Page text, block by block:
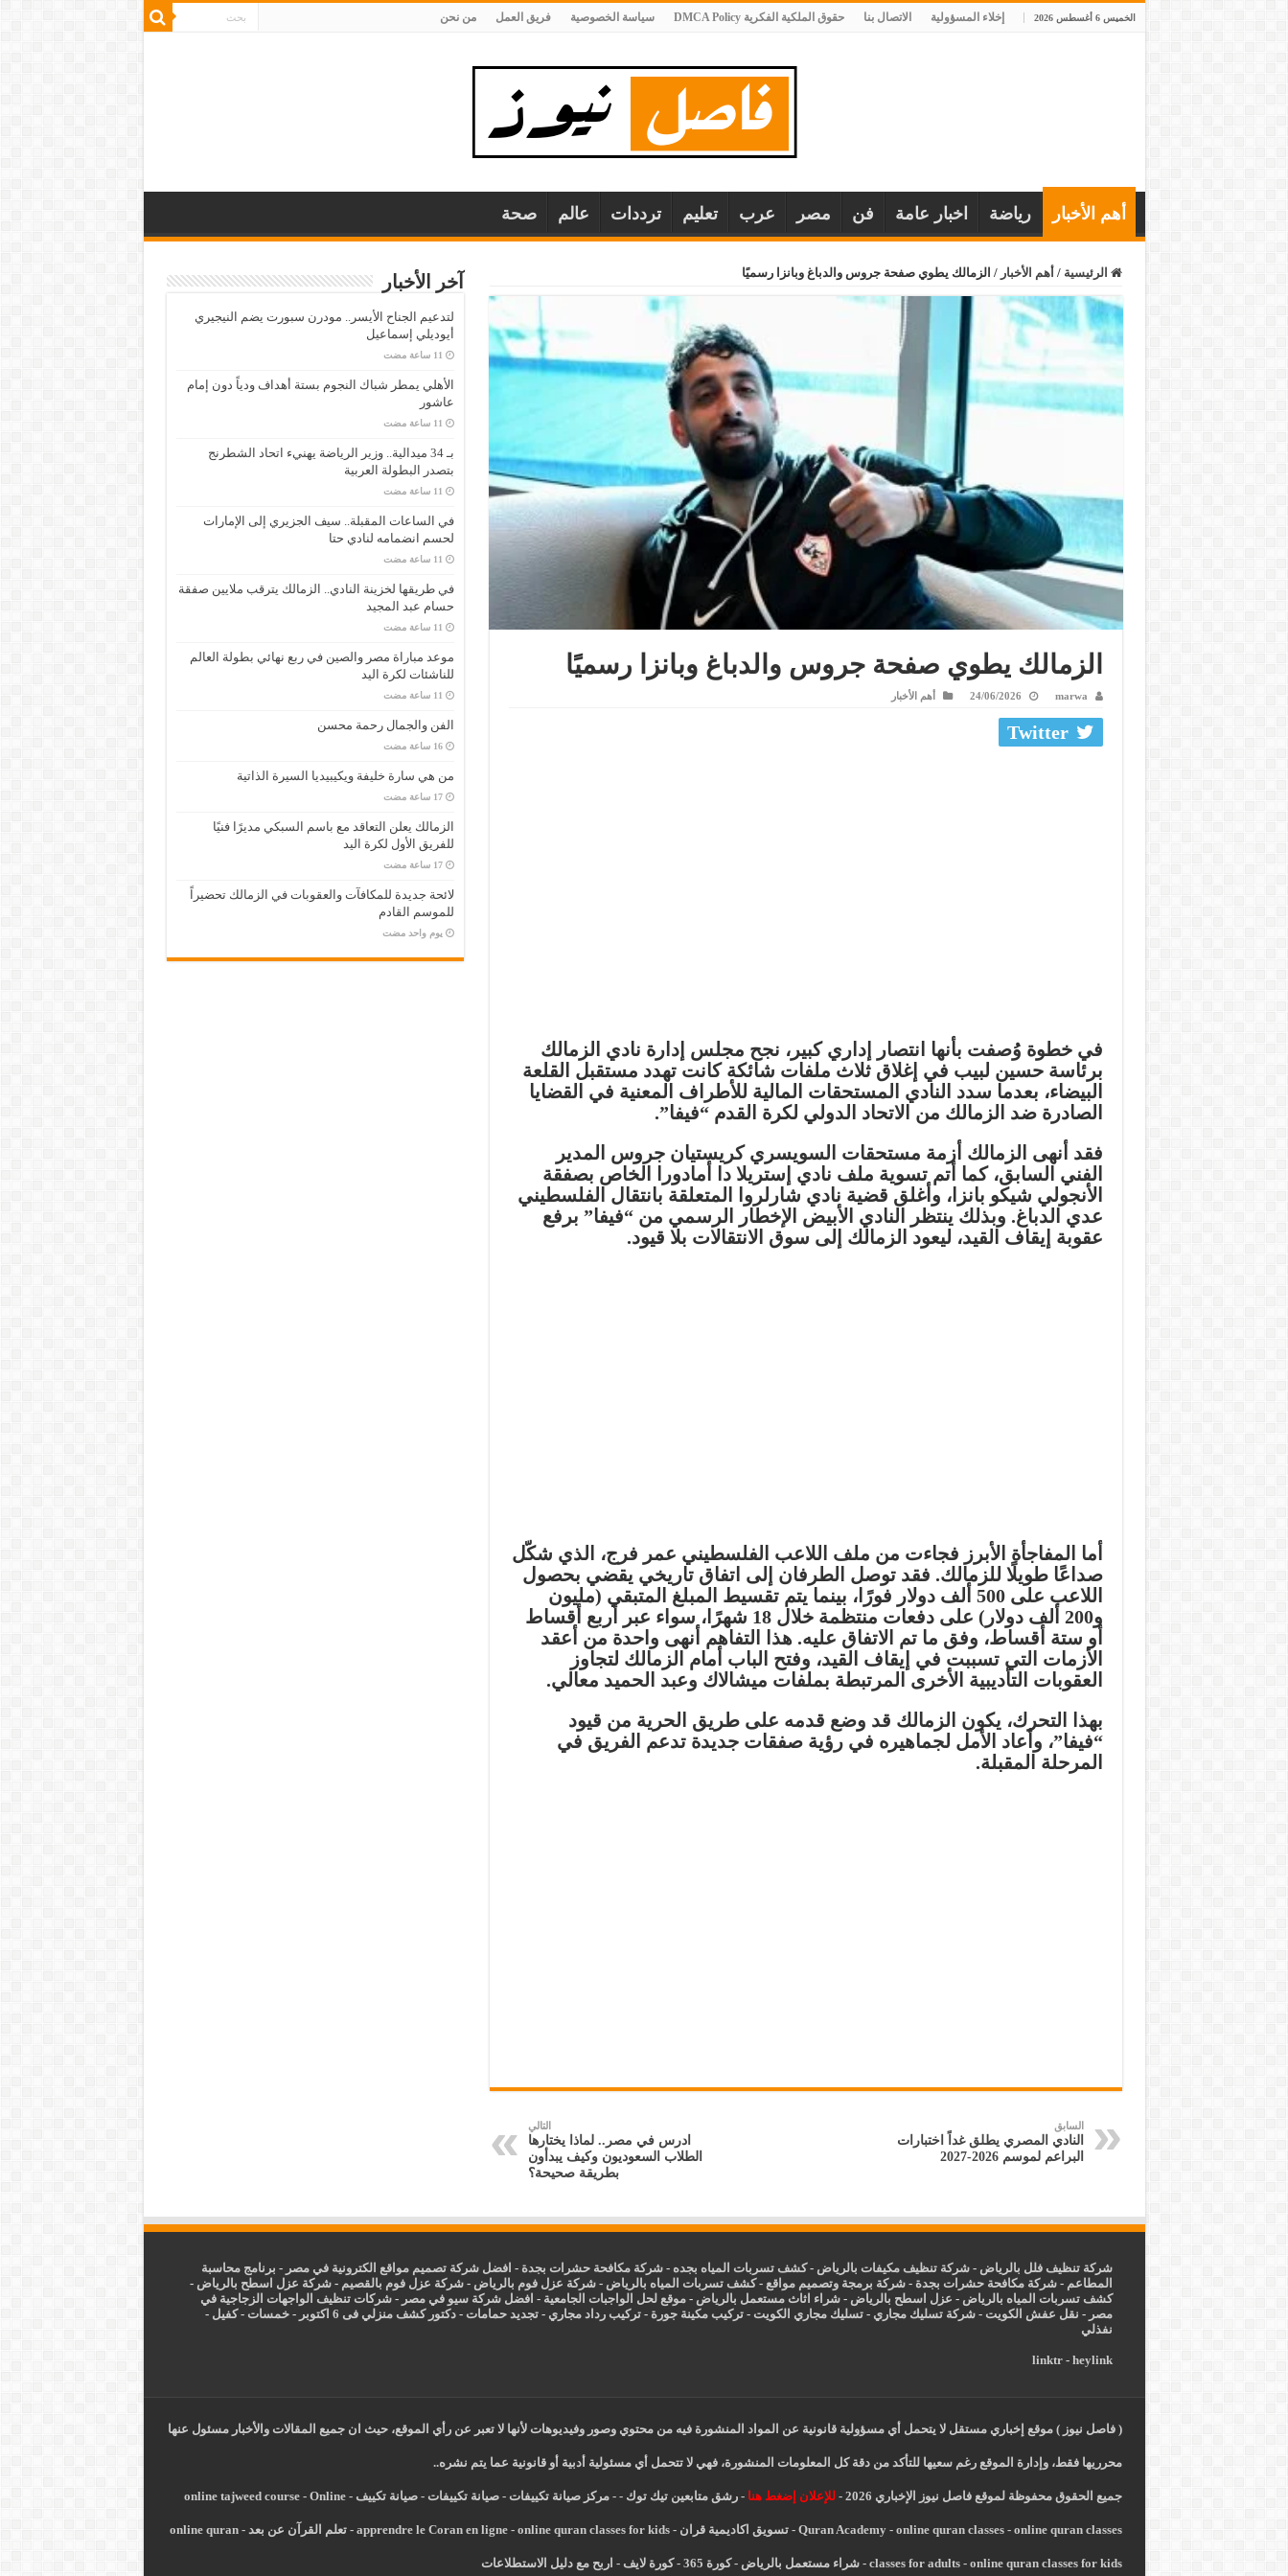
الخميس 6 أغسطس 2026 إخلاء المسؤولية الاتصال بنا حقوق الملكية الفكرية DMCA Policy سياسة الخصوصية فريق العمل من نحن
أهم الأخبار رياضة اخبار عامة فن مصر عرب تعليم ترددات عالم صحة
الرئيسية / أهم الأخبار / الزمالك يطوي صفحة جروس والدباغ وبانزا رسميًا
الزمالك يطوي صفحة جروس والدباغ وبانزا رسميًا
marwa
24/06/2026 أهم الأخبار
Twitter
في خطوة وُصفت بأنها انتصار إداري كبير، نجح مجلس إدارة نادي الزمالك
برئاسة حسين لبيب في إغلاق ثلاث ملفات شائكة كانت تهدد مستقبل القلعة
البيضاء، بعدما سدد النادي المستحقات المالية للأطراف المعنية في القضايا
الصادرة ضد الزمالك من الاتحاد الدولي لكرة القدم “فيفا”.
فقد أنهى الزمالك أزمة مستحقات السويسريكريستيان جروس المدير
الفني السابق، كما أتم تسوية ملف نادي إستريلا دا أمادورا
الخاص بصفقة
الأنجولي شيكو بانزا، وأغلق قضية نادي شارلروا
المتعلقة بانتقال الفلسطيني
عدي الدباغ. وبذلك ينتظر النادي الأبيض الإخطار الرسمي من “فيفا” برفع
عقوبة إيقاف القيد، ليعود الزمالك إلى سوق الانتقالات بلا قيود.
أما المفاجأة الأبرز فجاءت من ملف اللاعب الفلسطيني عمر فرج، الذي شكّل
صداعًا طويلًا للزمالك. فقد توصل الطرفان إلى اتفاق تاريخي يقضي بحصول
اللاعب على 500 ألف دولار فورًا، بينما يتم تقسيط المبلغ المتبقي (مليون
و200 ألف دولار) على دفعات منتظمة خلال 18 شهرًا، سواء عبر أربع أقساط
أو ستة أقساط، وفق ما تم الاتفاق عليه. هذا التفاهم أنهى واحدة من أعقد
الأزمات التي تسببت في إيقاف القيد، وفتح الباب أمام الزمالك لتجاوز
العقوبات التأديبية الأخرى المرتبطة بملفات ميشالاك وعبد الحميد معالي.
بهذا التحرك، يكون الزمالك قد وضع قدمه على طريق الحرية من قيود
“فيفا”، وأعاد الأمل لجماهيره في رؤية صفقات جديدة تدعم الفريق في
المرحلة المقبلة.
السابق
النادي المصري يطلق غداً اختبارات
البراعم لموسم 2026-2027
التالي
ادرس في مصر.. لماذا يختارها
الطلاب السعوديون وكيف يبدأون
بطريقة صحيحة؟
آخر الأخبار
لتدعيم الجناح الأيسر.. مودرن سبورت يضم النيجيري
أيوديلي إسماعيل
الأهلي يمطر شباك النجوم بستة أهداف ودياً دون إمام
عاشور
بـ 34 ميدالية.. وزير الرياضة يهنيء اتحاد الشطرنج
بتصدر البطولة العربية
في الساعات المقبلة.. سيف الجزيري إلى الإمارات
لحسم انضمامه لنادي حتا
في طريقها لخزينة النادي.. الزمالك يترقب ملايين صفقة
حسام عبد المجيد
موعد مباراة مصر والصين في ربع نهائي بطولة العالم
للناشئات لكرة اليد
الفن والجمال رحمة محسن
‏16 ساعة مضت
من هي سارة خليفة ويكيبيديا السيرة الذاتية
‏17 ساعة مضت
الزمالك يعلن التعاقد مع باسم السبكي مديرًا فنيًا
للفريق الأول لكرة اليد
‏17 ساعة مضت
لائحة جديدة للمكافآت والعقوبات في الزمالك تحضيراً
للموسم القادم
‏يوم واحد مضت
شركة تنظيف فلل بالرياض -شركة تنظيف مكيفات بالرياض -كشف تسربات المياه بجده -شركة مكافحة حشرات بجدة - افضل شركة تصميم مواقع الكترونية في مصر - برنامج محاسبة
المطاعم -شركة مكافحة حشرات بجدة -شركة برمجة وتصميم مواقع -كشف تسربات المياه بالرياض -شركة عزل فوم بالرياض -شركة عزل فوم بالقصيم -شركة عزل اسطح بالرياض -
كشف تسربات المياه بالرياض - عزل اسطح بالرياض -شراء اثاث مستعمل بالرياض - موقع لحل الواجبات الجامعية - افضل شركة سيو في مصر -شركات تنظيف الواجهات الزجاجية في
مصر - نقل عفش الكويت -شركة تسليك مجاري -تسليك مجاري الكويت -تركيب مكينة جورة -تركيب رداد مجاري -تجديد حمامات -دكتور كشف منزلي فى 6 اكتوبر -خمسات -كفيل -
نفذلي
linktr- heylink
( فاصل نيوز ) موقع إخباري مستقل لا يتحمل أي مسؤولية قانونية عن المواد المنشورة فيه من محتوي وصور وفيديوهات لأنها لا تعبر عن رأي الموقع، حيث ان جميع المقالات والأخبار مسئول عنها
محرريها فقط، وإدارة الموقع رغم سعيها للتأكد من دقة كل المعلومات المنشورة، فهي لا تتحمل أي مسئولية أدبية أو قانونية عما يتم نشره..
جميع الحقوق محفوظة لموقع فاصل نيوز الإخباري 2026 - للإعلان إضغط هنا -رشق متابعين تيك توك -
-مركز صيانة تكييفات -صيانة تكييفات -صيانة تكييف -
online tajweed course- Online
Quran Academy- online quran classes- online quran classes
-تسويق اكاديمية قران -
apprendre le Coran en ligne- online quran classes for kids
-تعلم القرآن عن بعد -
online quran
classes for adults- online quran classes for kids
-شراء مستعمل بالرياض -كورة 365 -كورة لايف - اربح مع دليل الاستطلاعات